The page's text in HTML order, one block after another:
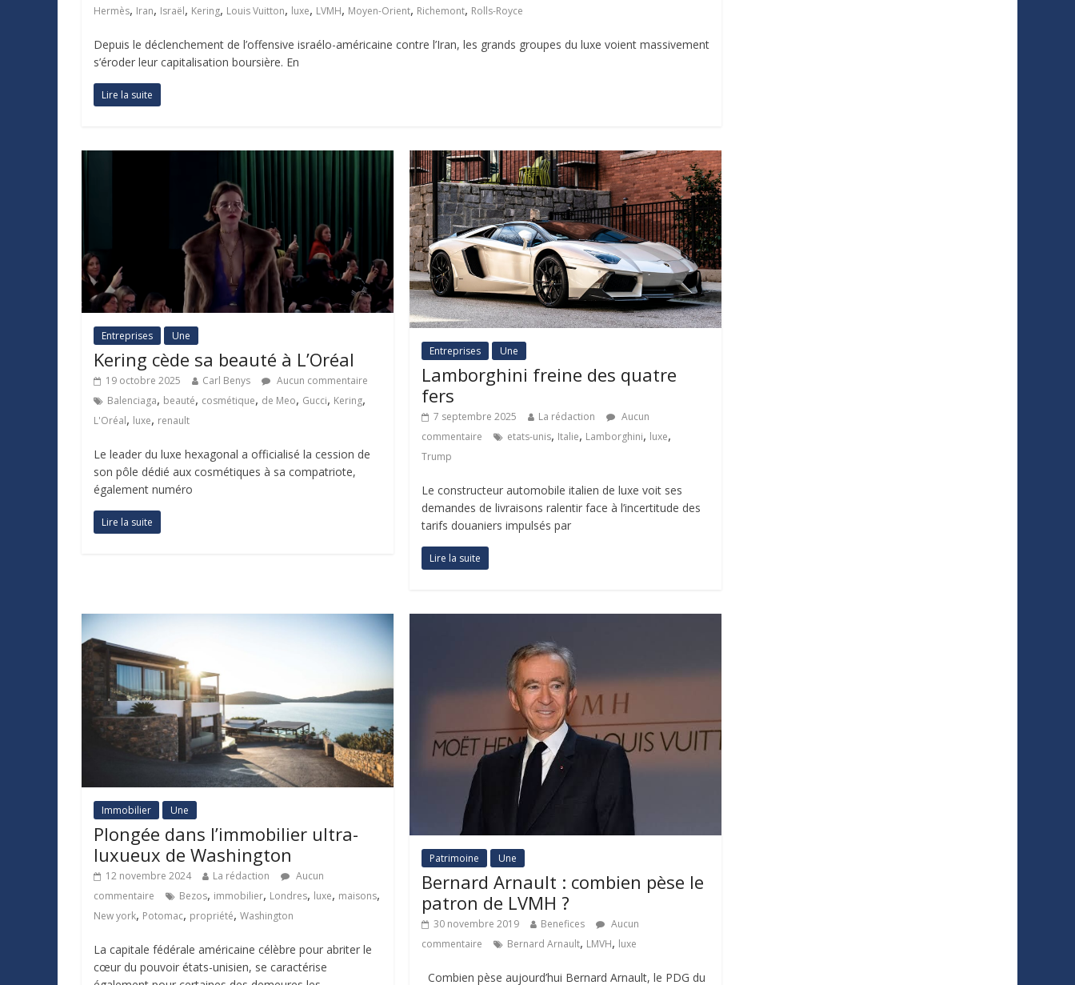
Hermès, Iran, Israël, Kering, Louis Vuitton, luxe, LVMH, Moyen-Orient, Richemont, Rolls-Royce
Depuis le déclenchement de l’offensive israélo-américaine contre l’Iran, les grands groupes du luxe voient massivement
s’éroder leur capitalisation boursière. En
Lire la suite
Entreprises Une
Kering cède sa beauté à L’Oréal
19 octobre 2025 Carl Benys
Aucun commentaire
Balenciaga, beauté, cosmétique, de Meo, Gucci, Kering,
L'Oréal, luxe, renault
Le leader du luxe hexagonal a officialisé la cession de
son pôle dédié aux cosmétiques à sa compatriote,
également numéro
Lire la suite
Entreprises Une
Lamborghini freine des quatre
fers
7 septembre 2025 La rédaction
Aucun
commentaire
etats-unis, Italie, Lamborghini, luxe,
Trump
Le constructeur automobile italien de luxe voit ses
demandes de livraisons ralentir face à l’incertitude des
tarifs douaniers impulsés par
Lire la suite
Immobilier Une
Plongée dans l’immobilier ultra-
luxueux de Washington
12 novembre 2024 La rédaction
Aucun
commentaire
Bezos, immobilier, Londres, luxe, maisons,
New york, Potomac, propriété, Washington
La capitale fédérale américaine célèbre pour abriter le
cœur du pouvoir états-unisien, se caractérise
Patrimoine Une
Bernard Arnault : combien pèse le
patron de LVMH ?
30 novembre 2019 Benefices
Aucun
commentaire
Bernard Arnault, LMVH, luxe
Combien pèse aujourd’hui Bernard Arnault, le PDG du